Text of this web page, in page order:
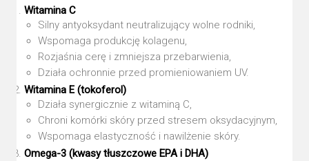
Witamina C
Silny antyoksydant neutralizujący wolne rodniki,
Wspomaga produkcję kolagenu,
Rozjaśnia cerę i zmniejsza przebarwienia,
Działa ochronnie przed promieniowaniem UV.
Witamina E (tokoferol)
Działa synergicznie z witaminą C,
Chroni komórki skóry przed stresem oksydacyjnym,
Wspomaga elastyczność i nawilżenie skóry.
Omega-3 (kwasy tłuszczowe EPA i DHA)